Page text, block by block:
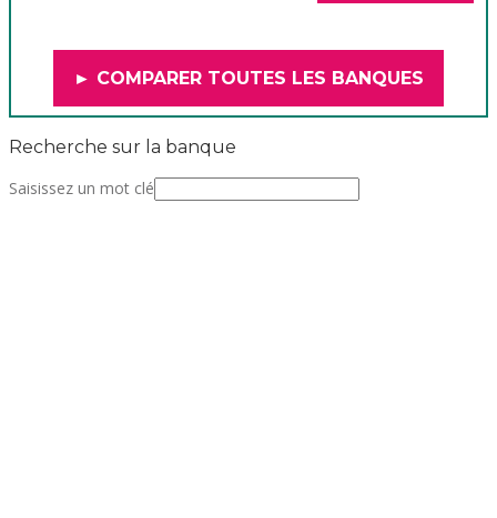
► COMPARER TOUTES LES BANQUES
Recherche sur la banque
Saisissez un mot clé